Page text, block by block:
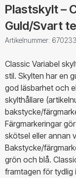
Plastskylt –
Guld/Svart
Artikelnummer:
Classic Variabel
stil. Skylten har en
god läsbarhet och
skylthållare
bakstycke/
Färgmarkeringar
skötsel eller annan
Bakstycke/
grön och blå.
framtagen för tydlig